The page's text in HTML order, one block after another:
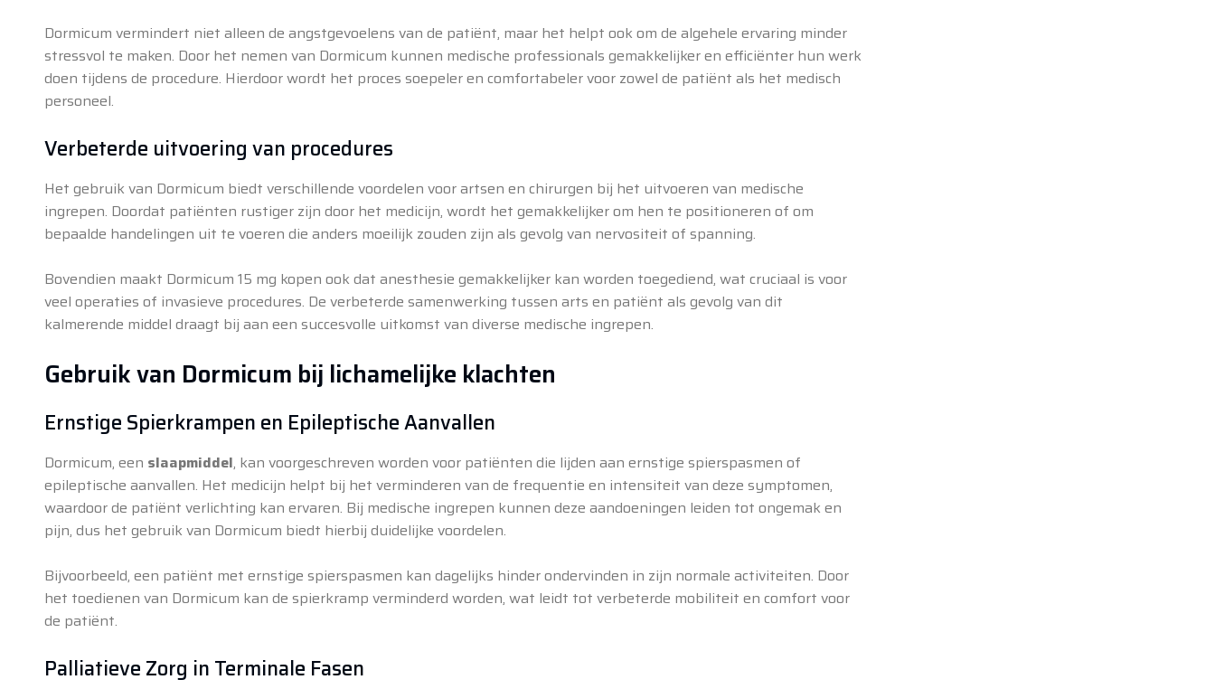
Dormicum vermindert niet alleen de angstgevoelens van de patiënt, maar het helpt ook om de algehele ervaring minder
stressvol te maken. Door het nemen van Dormicum kunnen medische professionals gemakkelijker en efficiënter hun werk
doen tijdens de procedure. Hierdoor wordt het proces soepeler en comfortabeler voor zowel de patiënt als het medisch
personeel.
Verbeterde uitvoering van procedures
Het gebruik van Dormicum biedt verschillende voordelen voor artsen en chirurgen bij het uitvoeren van medische
ingrepen. Doordat patiënten rustiger zijn door het medicijn, wordt het gemakkelijker om hen te positioneren of om
bepaalde handelingen uit te voeren die anders moeilijk zouden zijn als gevolg van nervositeit of spanning.
Bovendien maakt Dormicum 15 mg kopen ook dat anesthesie gemakkelijker kan worden toegediend, wat cruciaal is voor
veel operaties of invasieve procedures. De verbeterde samenwerking tussen arts en patiënt als gevolg van dit
kalmerende middel draagt bij aan een succesvolle uitkomst van diverse medische ingrepen.
Gebruik van Dormicum bij lichamelijke klachten
Ernstige Spierkrampen en Epileptische Aanvallen
Dormicum, een slaapmiddel, kan voorgeschreven worden voor patiënten die lijden aan ernstige spierspasmen of
epileptische aanvallen. Het medicijn helpt bij het verminderen van de frequentie en intensiteit van deze symptomen,
waardoor de patiënt verlichting kan ervaren. Bij medische ingrepen kunnen deze aandoeningen leiden tot ongemak en
pijn, dus het gebruik van Dormicum biedt hierbij duidelijke voordelen.
Bijvoorbeeld, een patiënt met ernstige spierspasmen kan dagelijks hinder ondervinden in zijn normale activiteiten. Door
het toedienen van Dormicum kan de spierkramp verminderd worden, wat leidt tot verbeterde mobiliteit en comfort voor
de patiënt.
Palliatieve Zorg in Terminale Fasen